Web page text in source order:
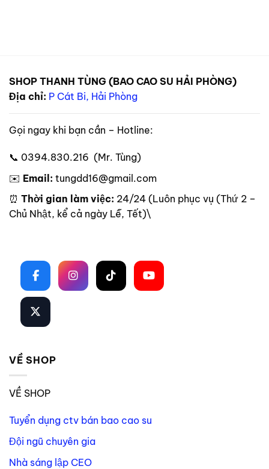
SHOP THANH TÙNG (BAO CAO SU HẢI PHÒNG)
Địa chỉ: P Cát Bi, Hải Phòng
Gọi ngay khi bạn cần – Hotline:
📞 0394.830.216 (Mr. Tùng)
✉️ Email: tungdd16@gmail.com
⏰ Thời gian làm việc: 24/24 (Luôn phục vụ (Thứ 2 –
Chủ Nhật, kể cả ngày Lễ, Tết)\
VỀ SHOP
VỀ SHOP
Tuyển dụng ctv bán bao cao su
Đội ngũ chuyên gia
Nhà sáng lập CEO